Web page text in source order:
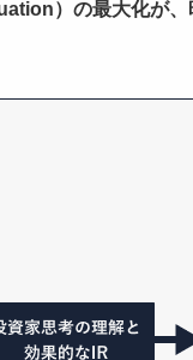
）の最大化が